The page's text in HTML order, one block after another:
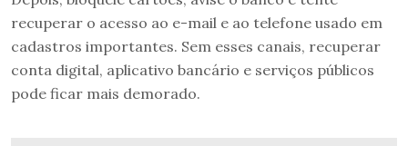
recuperar o acesso ao e-mail e ao telefone usado em
cadastros importantes. Sem esses canais, recuperar
conta digital, aplicativo bancário e serviços públicos
pode ficar mais demorado.